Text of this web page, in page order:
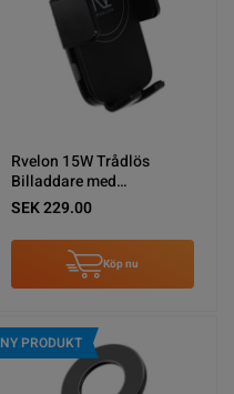
Rvelon 15W Trådlös
Billaddare med
Automatisk Mobilhållare
SEK 229.00
Köp nu
NY PRODUKT